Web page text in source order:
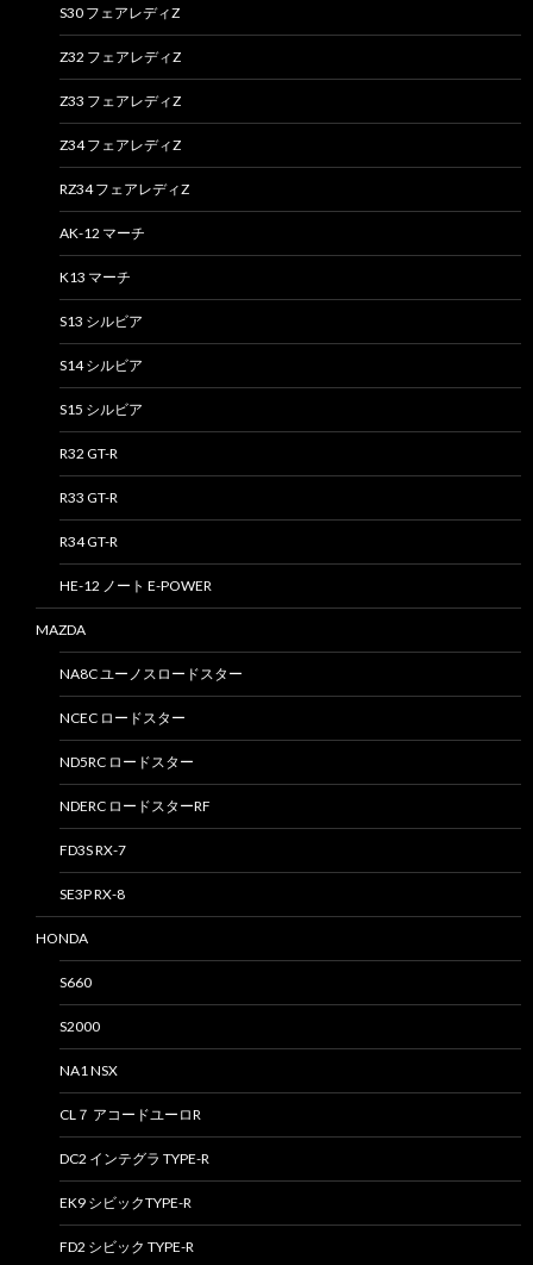
S30 フェアレディZ
Z32 フェアレディZ
Z33 フェアレディZ
Z34 フェアレディZ
RZ34 フェアレディZ
AK-12 マーチ
K13 マーチ
S13 シルビア
S14 シルビア
S15 シルビア
R32 GT-R
R33 GT-R
R34 GT-R
HE-12 ノート E-POWER
MAZDA
NA8C ユーノスロードスター
NCEC ロードスター
ND5RC ロードスター
NDERC ロードスターRF
FD3S RX-7
SE3P RX-8
HONDA
S660
S2000
NA1 NSX
CL７ アコードユーロR
DC2 インテグラ TYPE-R
EK9 シビックTYPE-R
FD2 シビック TYPE-R